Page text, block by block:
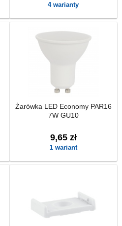
4 warianty
Żarówka LED Economy PAR16
7W GU10
9,65 zł
1 wariant